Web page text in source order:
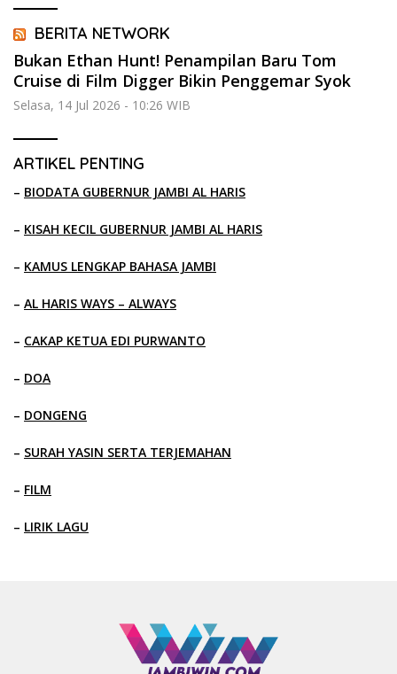
BERITA NETWORK
Bukan Ethan Hunt! Penampilan Baru Tom
Cruise di Film Digger Bikin Penggemar Syok
Selasa, 14 Jul 2026 - 10:26 WIB
ARTIKEL PENTING
– BIODATA GUBERNUR JAMBI AL HARIS
– KISAH KECIL GUBERNUR JAMBI AL HARIS
– KAMUS LENGKAP BAHASA JAMBI
– AL HARIS WAYS – ALWAYS
– CAKAP KETUA EDI PURWANTO
– DOA
– DONGENG
– SURAH YASIN SERTA TERJEMAHAN
– FILM
– LIRIK LAGU